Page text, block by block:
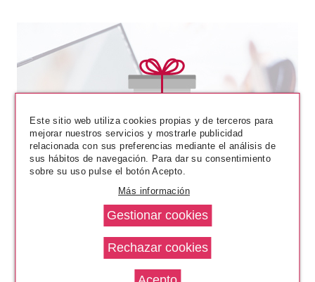
ESSENCE
SOMBRAS TRUST YOUR
INTUITION
Pvr 5.99€
-17%
desde
4.97€
Este sitio web utiliza cookies propias y de terceros para
mejorar nuestros servicios y mostrarle publicidad
relacionada con sus preferencias mediante el análisis de
sus hábitos de navegación. Para dar su consentimiento
sobre su uso pulse el botón Acepto.
Más información